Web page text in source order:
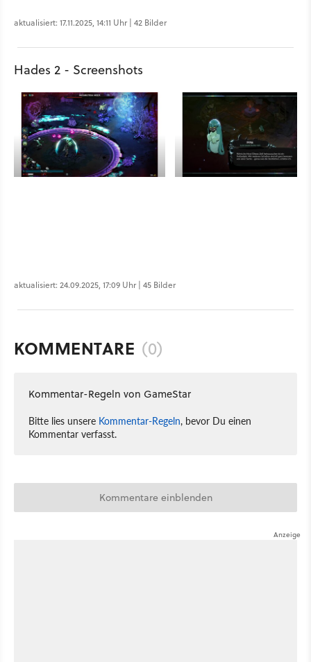
aktualisiert: 17.11.2025, 14:11 Uhr | 42 Bilder
Hades 2 - Screenshots
aktualisiert: 24.09.2025, 17:09 Uhr | 45 Bilder
KOMMENTARE (0)
Kommentar-Regeln von GameStar
Bitte lies unsere Kommentar-Regeln, bevor Du einen
Kommentar verfasst.
Kommentare einblenden